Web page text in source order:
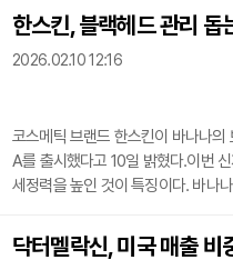
시에 잡아 맑은 피부톤을 만드는 데
스러운 광채를 내는 데 도움을 주는
품인 UV 프로텍터 프
한스킨, 블랙헤드 관리 돕
2026.02.10 12:16
코스메틱 브랜드 한스킨이 바나나
A를 출시했다고 10일 밝혔다.이번
세정력을 높인 것이 특징이다. 바나
합한 독자 성분인 밀크세라마이드를
현상을 줄이는 데 주력했다.세정력
닥터멜락신, 미국 매출